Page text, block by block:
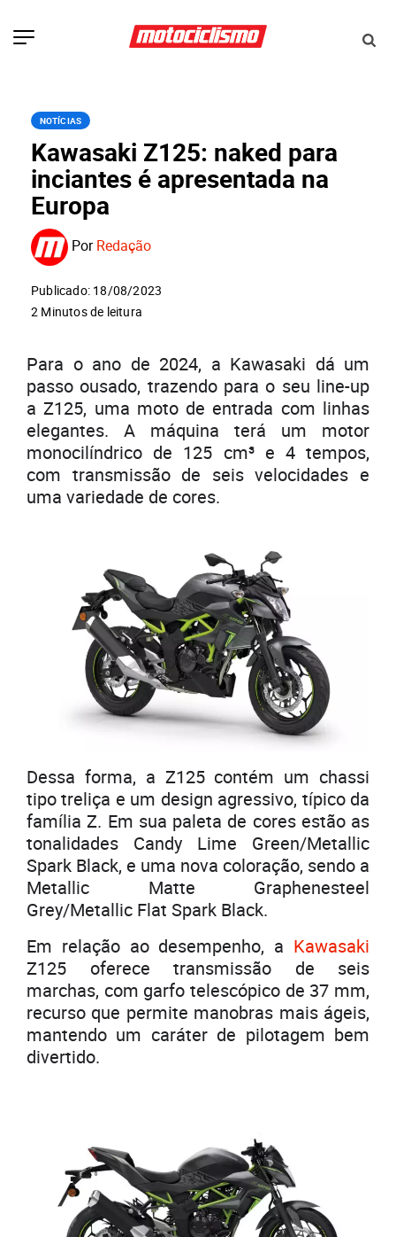
NOTÍCIAS
Kawasaki Z125: naked para
inciantes é apresentada na
Europa
PorRedação
Publicado: 18/08/2023
2 Minutos de leitura
Para o ano de 2024, a Kawasaki dá um
passo ousado, trazendo para o seu line-up
a Z125, uma moto de entrada com linhas
elegantes. A máquina terá um motor
monocilíndrico de 125 cm³ e ​​4 tempos,
com transmissão de seis velocidades e
uma variedade de cores.
Dessa forma, a Z125 contém um chassi
tipo treliça e um design agressivo, típico da
família Z. Em sua paleta de cores estão as
tonalidades Candy Lime Green/Metallic
Spark Black, e uma nova coloração, sendo a
Metallic Matte Graphenesteel
Grey/Metallic Flat Spark Black.
Em relação ao desempenho, a Kawasaki
Z125 oferece transmissão de seis
marchas, com garfo telescópico de 37 mm,
recurso que permite manobras mais ágeis,
mantendo um caráter de pilotagem bem
divertido.